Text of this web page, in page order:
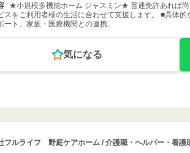
★小規模多機能ホーム ジャスミン★ 普通免許あれば
スをご利用者様の生活に合わせて支援します。 ■具体
ート、家族・医療機関との連携、
気になる
フルライフ 野庭ケアホーム / 介護職・ヘルパー・看護